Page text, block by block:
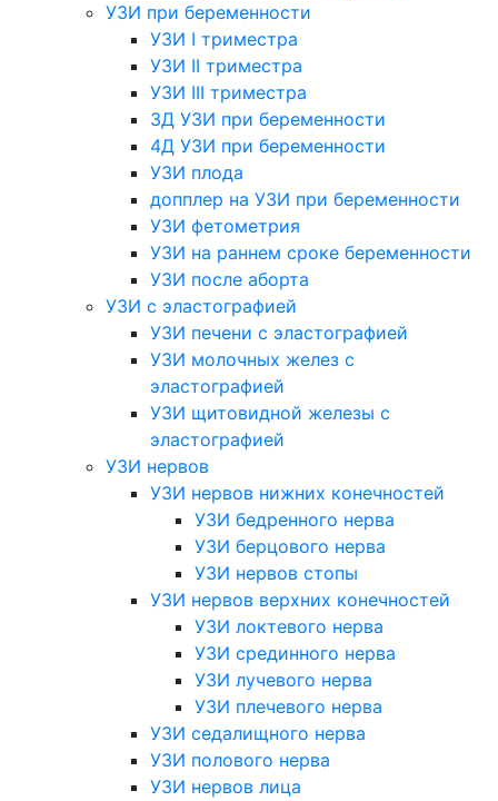
УЗИ при беременности
УЗИ I триместра
УЗИ II триместра
УЗИ III триместра
3Д УЗИ при беременности
4Д УЗИ при беременности
УЗИ плода
допплер на УЗИ при беременности
УЗИ фетометрия
УЗИ на раннем сроке беременности
УЗИ после аборта
УЗИ с эластографией
УЗИ печени с эластографией
УЗИ молочных желез с
эластографией
УЗИ щитовидной железы с
эластографией
УЗИ нервов
УЗИ нервов нижних конечностей
УЗИ бедренного нерва
УЗИ берцового нерва
УЗИ нервов стопы
УЗИ нервов верхних конечностей
УЗИ локтевого нерва
УЗИ срединного нерва
УЗИ лучевого нерва
УЗИ плечевого нерва
УЗИ седалищного нерва
УЗИ полового нерва
УЗИ нервов лица